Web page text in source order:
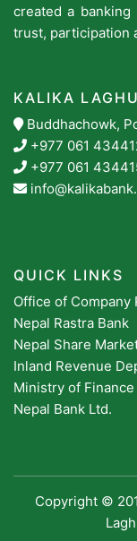
created a banking
trust, participation
KALIKA
Buddhachowk,
+977 061
+977 061
QUICK LINKS
Office of Company
Nepal Rastra Bank
Nepal Share
Inland Revenue
Ministry of Finance
Nepal Bank Ltd.
Copyright ©